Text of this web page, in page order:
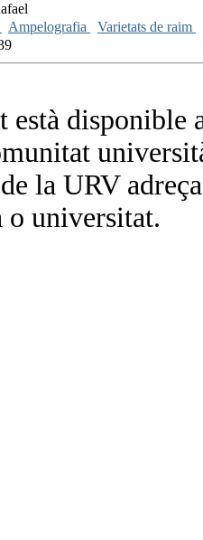
Ampelografia
Varietats de raim
està
la URV
o universitat.